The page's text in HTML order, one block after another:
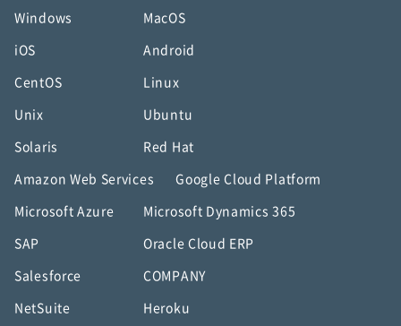
Windows MacOS
iOS Android
CentOS Linux
Unix Ubuntu
Solaris Red Hat
Amazon Web Services Google Cloud Platform
Microsoft Azure Microsoft Dynamics 365
SAP Oracle Cloud ERP
Salesforce COMPANY
NetSuite Heroku